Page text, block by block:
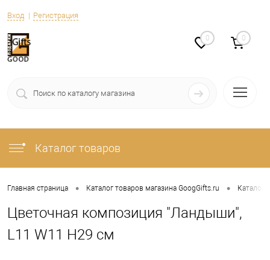
Вход Регистрация
0 0
Каталог товаров
Главная страница • Каталог товаров магазина GoogGifts.ru • Каталог
Цветочная композиция "Ландыши",
L11 W11 H29 см